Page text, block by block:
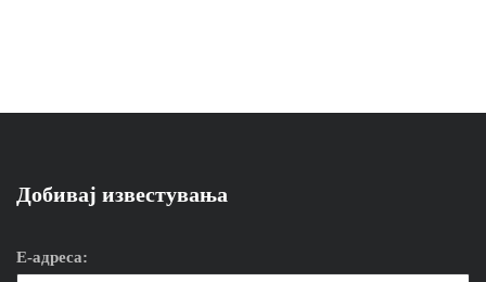
Добивај известувања
Е-адреса: